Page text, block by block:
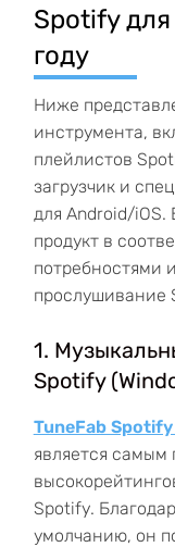
Spotify
году
Ниже
инструмента,
плейлистов
загрузчик и
для Android/
продукт в
потребностями
прослушивание
1.
Spotify
TuneFab
является
Spotify.
умолчанию, он